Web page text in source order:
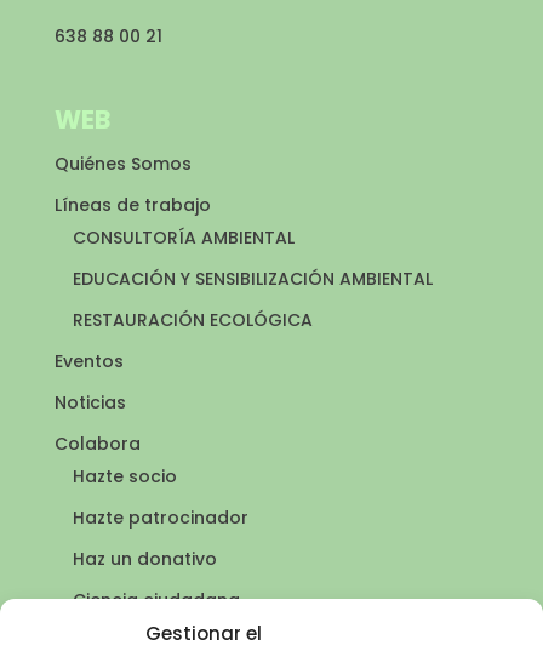
Gestionar el
638 88 00 21
WEB
Quiénes Somos
Líneas de trabajo
CONSULTORÍA AMBIENTAL
EDUCACIÓN Y SENSIBILIZACIÓN AMBIENTAL
RESTAURACIÓN ECOLÓGICA
Eventos
Noticias
Colabora
Hazte socio
Hazte patrocinador
Haz un donativo
Ciencia ciudadana
Puntos de agua